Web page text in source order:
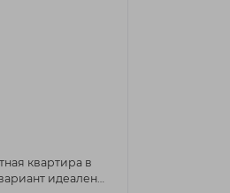
квартира в